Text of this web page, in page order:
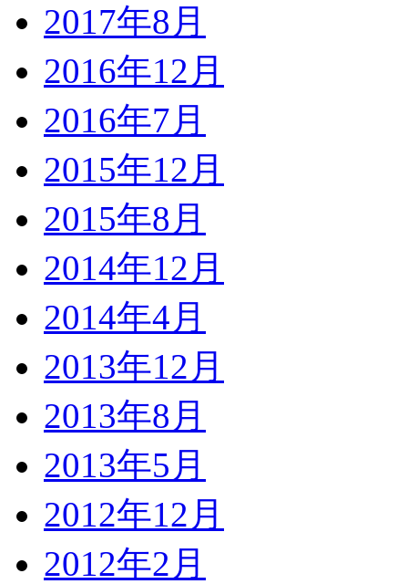
2017年8月
2016年12月
2016年7月
2015年12月
2015年8月
2014年12月
2014年4月
2013年12月
2013年8月
2013年5月
2012年12月
2012年2月